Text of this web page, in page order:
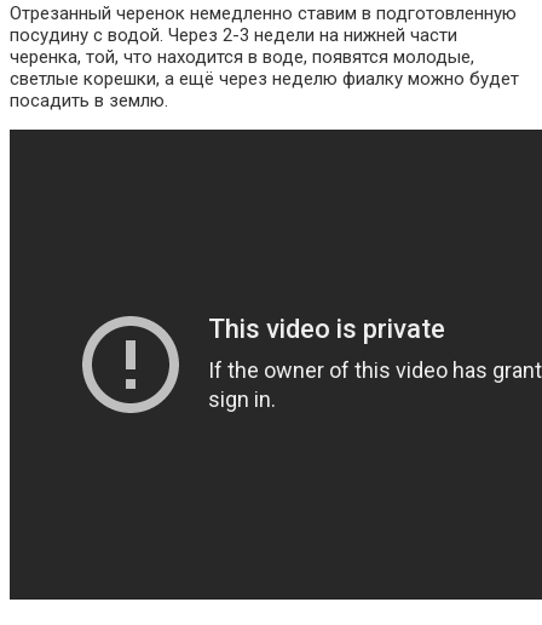
Отрезанный черенок немедленно ставим в подготовленную
посудину с водой. Через 2-3 недели на нижней части
черенка, той, что находится в воде, появятся молодые,
светлые корешки, а ещё через неделю фиалку можно будет
посадить в землю.